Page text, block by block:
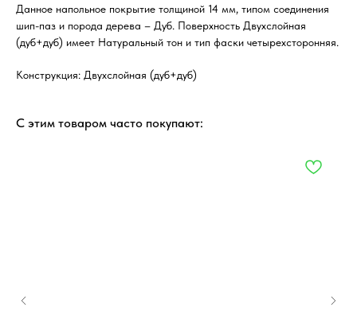
Данное напольное покрытие толщиной 14 мм, типом соединения
шип-паз и порода дерева – Дуб. Поверхность Двухслойная
(дуб+дуб) имеет Натуральный тон и тип фаски четырехсторонняя.
Конструкция: Двухслойная (дуб+дуб)
С этим товаром часто покупают: